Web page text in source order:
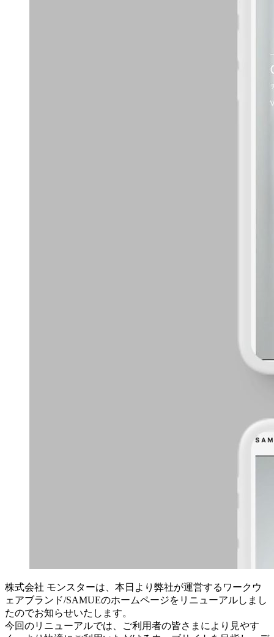
株式会社 モンスターは、本日より弊社が運営するワークウ
ェアブランド/SAMUEのホームページをリニューアルしまし
たのでお知らせいたします。
今回のリニューアルでは、ご利用者の皆さまにより見やす